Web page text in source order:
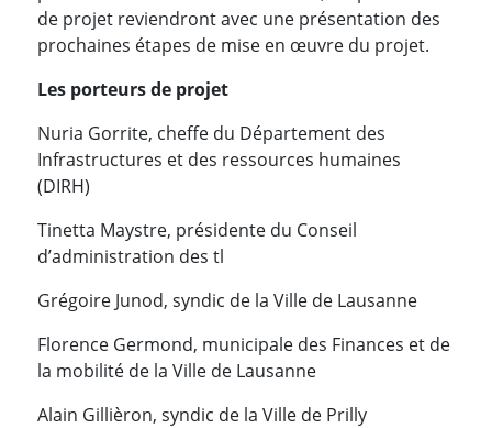
de projet reviendront avec une présentation des
prochaines étapes de mise en œuvre du projet.
Les porteurs de projet
Nuria Gorrite, cheffe du Département des
Infrastructures et des ressources humaines
(DIRH)
Tinetta Maystre, présidente du Conseil
d’administration des tl
Grégoire Junod, syndic de la Ville de Lausanne
Florence Germond, municipale des Finances et de
la mobilité de la Ville de Lausanne
Alain Gillièron, syndic de la Ville de Prilly